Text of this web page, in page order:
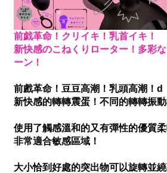
前戯革命！クリイキ！乳首イキ！
新快感のこねくりローター！多彩
ーン！
前戲革命！豆豆高潮！乳頭高潮！d
新快感的轉轉震蛋！不同的轉轉振動
使用了觸感溫和的又有彈性的優質柔
非常適合敏感區域！
大小恰到好處的突出物可以旋轉並